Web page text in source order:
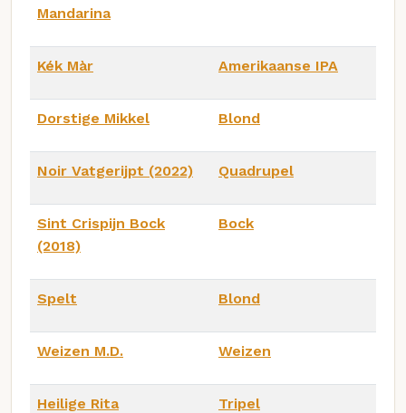
Mandarina
Kék Màr Amerikaanse IPA
Dorstige Mikkel Blond
Noir Vatgerijpt (2022) Quadrupel
Sint Crispijn Bock
(2018)
Bock
Spelt Blond
Weizen M.D. Weizen
Heilige Rita Tripel